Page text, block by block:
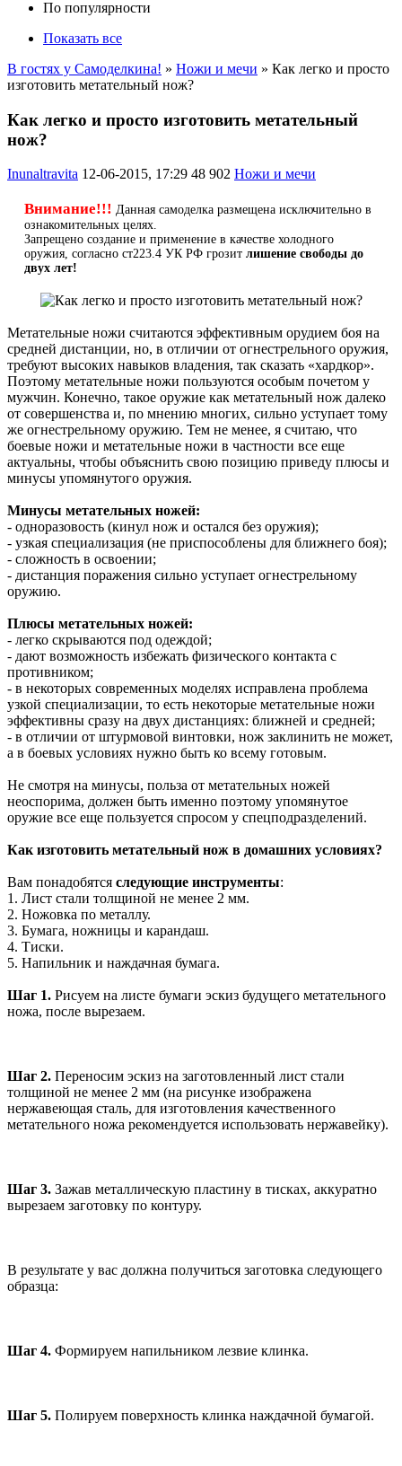
По популярности
Показать все
В гостях у Самоделкина! » Ножи и мечи » Как легко и просто
изготовить метательный нож?
Как легко и просто изготовить метательный
нож?
Inunaltravita 12-06-2015, 17:29 48 902 Ножи и мечи
Внимание!!! Данная самоделка размещена исключительно в
ознакомительных целях.
Запрещено создание и применение в качестве холодного
оружия, согласно ст223.4 УК РФ грозит лишение свободы до
двух лет!
Метательные ножи считаются эффективным орудием боя на
средней дистанции, но, в отличии от огнестрельного оружия,
требуют высоких навыков владения, так сказать «хардкор».
Поэтому метательные ножи пользуются особым почетом у
мужчин. Конечно, такое оружие как метательный нож далеко
от совершенства и, по мнению многих, сильно уступает тому
же огнестрельному оружию. Тем не менее, я считаю, что
боевые ножи и метательные ножи в частности все еще
актуальны, чтобы объяснить свою позицию приведу плюсы и
минусы упомянутого оружия.
Минусы метательных ножей:
- одноразовость (кинул нож и остался без оружия);
- узкая специализация (не приспособлены для ближнего боя);
- сложность в освоении;
- дистанция поражения сильно уступает огнестрельному
оружию.
Плюсы метательных ножей:
- легко скрываются под одеждой;
- дают возможность избежать физического контакта с
противником;
- в некоторых современных моделях исправлена проблема
узкой специализации, то есть некоторые метательные ножи
эффективны сразу на двух дистанциях: ближней и средней;
- в отличии от штурмовой винтовки, нож заклинить не может,
а в боевых условиях нужно быть ко всему готовым.
Не смотря на минусы, польза от метательных ножей
неоспорима, должен быть именно поэтому упомянутое
оружие все еще пользуется спросом у спецподразделений.
Как изготовить метательный нож в домашних условиях?
Вам понадобятся следующие инструменты:
1. Лист стали толщиной не менее 2 мм.
2. Ножовка по металлу.
3. Бумага, ножницы и карандаш.
4. Тиски.
5. Напильник и наждачная бумага.
Шаг 1. Рисуем на листе бумаги эскиз будущего метательного
ножа, после вырезаем.
Шаг 2. Переносим эскиз на заготовленный лист стали
толщиной не менее 2 мм (на рисунке изображена
нержавеющая сталь, для изготовления качественного
метательного ножа рекомендуется использовать нержавейку).
Шаг 3. Зажав металлическую пластину в тисках, аккуратно
вырезаем заготовку по контуру.
В результате у вас должна получиться заготовка следующего
образца:
Шаг 4. Формируем напильником лезвие клинка.
Шаг 5. Полируем поверхность клинка наждачной бумагой.